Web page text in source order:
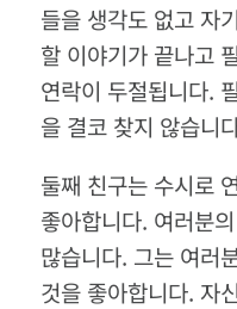
들을 생각도 없고 자
할 이야기가 끝나고
연락이 두절됩니다.
을 결코 찾지 않습니
둘째 친구는 수시로
좋아합니다. 여러분
많습니다. 그는 여러
것을 좋아합니다. 자